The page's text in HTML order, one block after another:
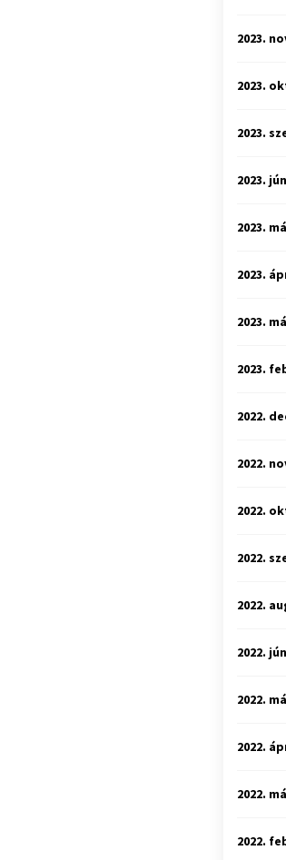
2023.
2023.
2023.
2023.
2023.
2023.
2023.
2023.
2022.
2022.
2022.
2022.
2022.
2022.
2022.
2022.
2022.
2022.